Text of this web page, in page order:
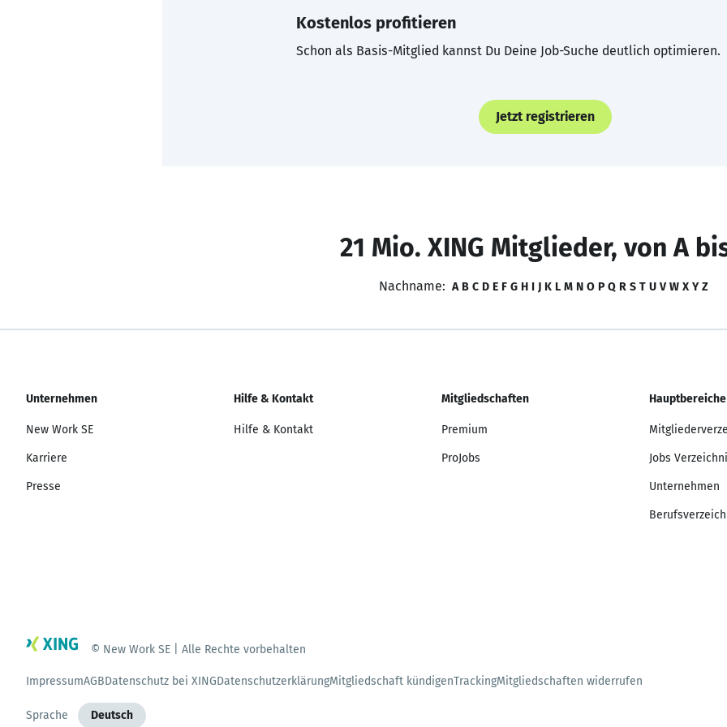
Kostenlos profitieren
Schon als Basis-Mitglied kannst Du Deine Job-Suche deutlich optimieren.
Jetzt registrieren
21 Mio. XING Mitglieder, von A
Nachname: A B C D E F G H I J K L M N O P Q R S T U V W X Y Z
Unternehmen
New Work SE
Karriere
Presse
Hilfe & Kontakt
Hilfe & Kontakt
Mitgliedschaften
Premium
ProJobs
Hauptbereiche
Jobs
Unternehmen
© New Work SE | Alle Rechte vorbehalten
ImpressumAGBDatenschutz bei XINGDatenschutzerklärungMitgliedschaft kündigenTrackingMitgliedschaften widerrufen
Sprache Deutsch